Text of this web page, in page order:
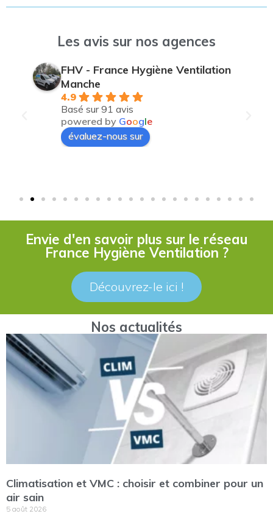
Les avis sur nos agences
FHV - France Hygiène Ventilation
Manche
4.9
Basé sur 91 avis
powered by Google
évaluez-nous sur
Envie d'en savoir plus sur le réseau
France Hygiène Ventilation ?
Découvrez-le ici !
Nos actualités
Climatisation et VMC : choisir et combiner pour un
air sain
5 août 2026